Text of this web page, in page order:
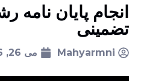
انجام پایان نامه
تضمینی
Mahyarmni می 26, 2026